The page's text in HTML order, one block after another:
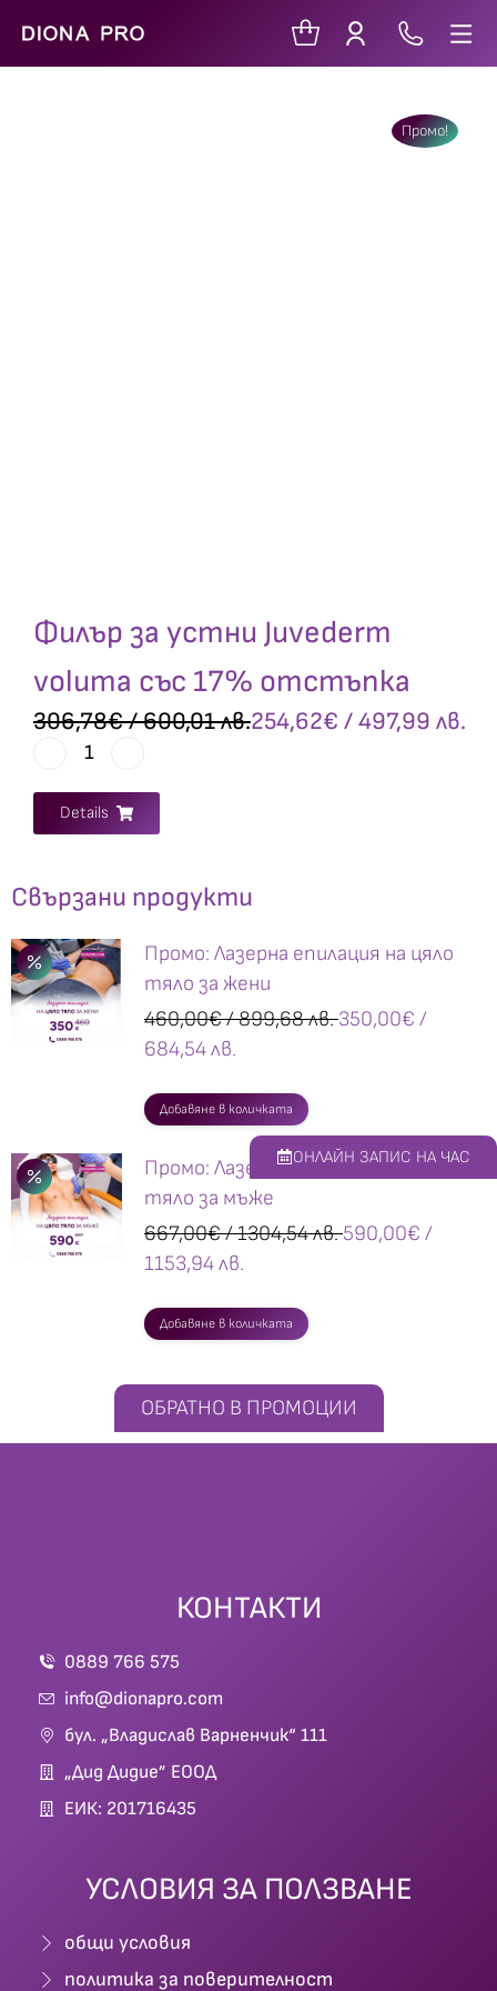
Промо!
Филър за устни Juvederm
voluma със 17% отстъпка
306,78€/ 600,01 лв.254,62€ / 497,99 лв.
Details
Свързани продукти
Промо: Лазерна епилация на цяло
тяло за жени
460,00€/ 899,68 лв.350,00€ /
684,54 лв.
Добавяне в количката
Промо: Лазерна епилация на цяло
тяло за мъже
667,00€/ 1304,54 лв.590,00€ /
1153,94 лв.
Добавяне в количката
ОБРАТНО В ПРОМОЦИИ
КОНТАКТИ
0889 766 575
info@dionapro.com
бул. „Владислав Варненчик“ 111
„Дид Дидие” ЕООД
ЕИК: 201716435
УСЛОВИЯ ЗА ПОЛЗВАНЕ
общи условия
политика за поверителност
ОНЛАЙН ЗАПИС НА ЧАС